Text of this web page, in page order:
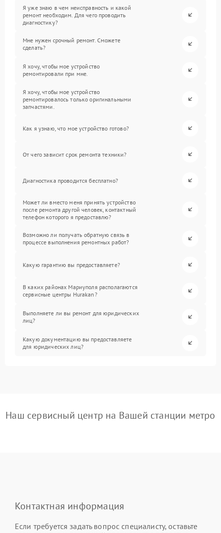
Я уже знаю в чем неисправность и какой
ремонт необходим. Для чего проводить
диагностику?
Мне нужен срочный ремонт. Сможете
сделать?
Я хочу, чтобы мое устройство
ремонтировали при мне.
Я хочу, чтобы мое устройство
ремонтировалось только оригинальными
запчастями.
Как я узнаю, что мое устройство готово?
От чего зависит срок ремонта техники?
Диагностика проводится бесплатно?
Может ли вместо меня принять устройство
после ремонта другой человек, контактный
телефон которого я предоставлю?
Возможно ли получать обратную связь в
процессе выполнения ремонтных работ?
Какую гарантию вы предоставляете?
В каких районах Мариуполя располагаются
сервисные центры Hurakan?
Выполняете ли вы ремонт для юридических
лиц?
Какую документацию вы предоставляете
для юридических лиц?
Наш сервисный центр на Вашей станции метро
Контактная информация
Если требуется задать вопрос специалисту, оставьте